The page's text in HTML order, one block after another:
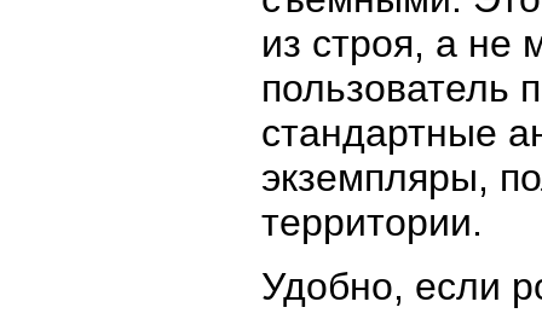
из строя, а не
пользователь
стандартные
экземпляры,
территории.
Удобно, если